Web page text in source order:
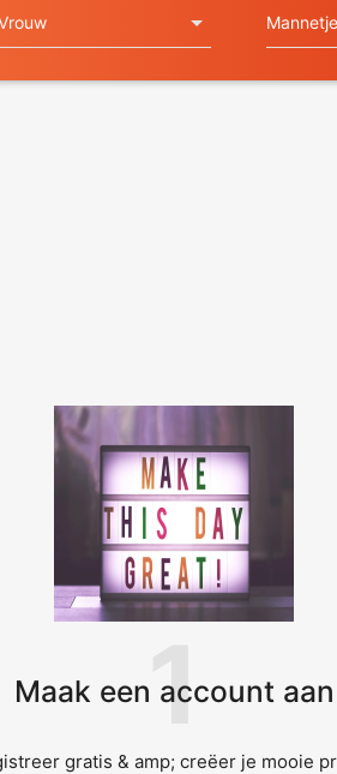
Maak een account aan
1
gratis & amp; creëer je mooie